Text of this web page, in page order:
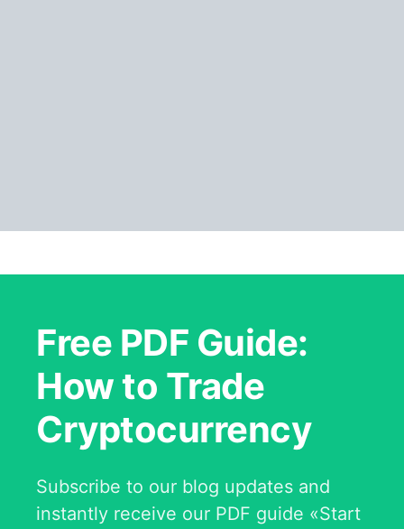
Free PDF Guide:
How to Trade
Cryptocurrency
Subscribe to our blog updates and
instantly receive our PDF guide «Start